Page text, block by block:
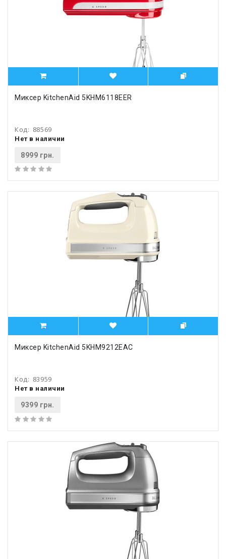
Миксер KitchenAid 5KHM6118EER
Код: 88569
Нет в наличии
8999 грн.
Миксер KitchenAid 5KHM9212EAC
Код: 83959
Нет в наличии
9399 грн.